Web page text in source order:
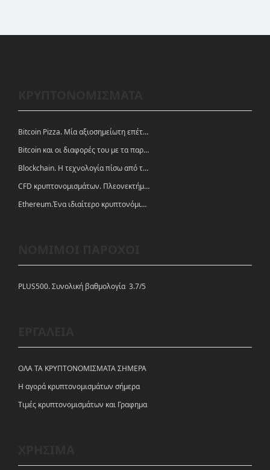
Bitcoin Pizza. Μία αξιοσημείωτη επέτειος.
Bitcoin και οι διαφορές του με τα παραδοσιακά νομίσματα
Blockchain. Η τεχνολογία πίσω από τα κρυπτονομίσματα
CFD κρυπτονομισμάτων. Πλεονεκτήματα και ευκαιρίες
Ethereum.Ένα ιδιαίτερο κρυπτονόμισμα-πλατφόρμα
PLUS500. Συνολική βαθμολογία 3.7/5
ΟΛΑ ΤΑ ΚΡΥΠΤΟΝΟΜΙΣΜΑΤΑ ΣΗΜΕΡΑ
Η αγορά κρυπτονομισμάτων σήμερα
Tιμές κρυπτονομισμάτων και Γραφημα